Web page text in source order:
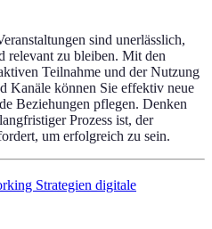
sind unerlässlich,
relevant zu bleiben. Mit den
Teilnahme und der Nutzung
Kanäle können Sie effektiv neue
Beziehungen pflegen. Denken
Prozess ist, der
um erfolgreich zu sein.
Strategien digitale